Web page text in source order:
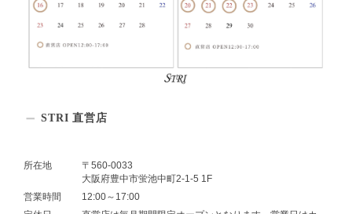
STRI 直営店
所在地
〒560-0033
大阪府豊中市蛍池中町2-1-5 1F
営業時間
12:00～17:00